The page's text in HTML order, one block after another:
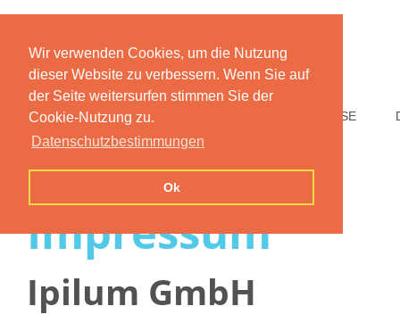
Wir verwenden Cookies, um die Nutzung
dieser Website zu verbessern. Wenn Sie auf
der Seite weitersurfen stimmen Sie der
Cookie-Nutzung zu.
Datenschutzbestimmungen
Ok
HOME PREISE
Impressum
Ipilum GmbH